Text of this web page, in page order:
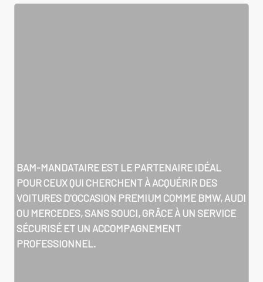
BAM-MANDATAIRE EST LE PARTENAIRE IDÉAL
POUR CEUX QUI CHERCHENT À ACQUÉRIR DES
VOITURES D'OCCASION PREMIUM COMME BMW, AUDI
OU MERCEDES, SANS SOUCI, GRÂCE À UN SERVICE
SÉCURISÉ ET UN ACCOMPAGNEMENT
PROFESSIONNEL.